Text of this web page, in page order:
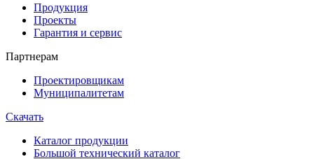
Продукция
Проекты
Гарантия и сервис
Партнерам
Проектировщикам
Муниципалитетам
Скачать
Каталог продукции
Большой технический каталог